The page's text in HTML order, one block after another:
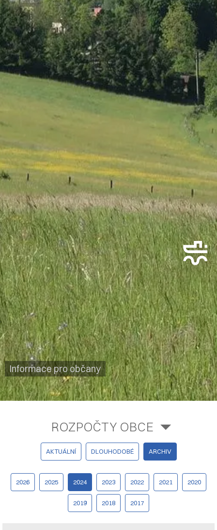
Informace pro občany
ROZPOČTY OBCE
AKTUÁLNÍ DLOUHODOBÉ ARCHIV
2026 2025 2024 2023 2022 2021 2020
2019 2018 2017